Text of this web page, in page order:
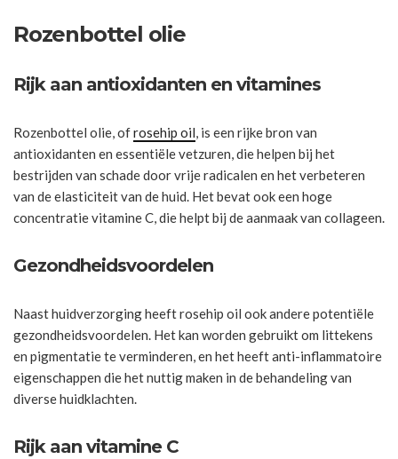
Rozenbottel olie
Rijk aan antioxidanten en vitamines
Rozenbottel olie, ofrosehip oil, is een rijke bron van
antioxidanten en essentiële vetzuren, die helpen bij het
bestrijden van schade door vrije radicalen en het verbeteren
van de elasticiteit van de huid. Het bevat ook een hoge
concentratie vitamine C, die helpt bij de aanmaak van collageen.
Gezondheidsvoordelen
Naast huidverzorging heeft rosehip oil ook andere potentiële
gezondheidsvoordelen. Het kan worden gebruikt om littekens
en pigmentatie te verminderen, en het heeft anti-inflammatoire
eigenschappen die het nuttig maken in de behandeling van
diverse huidklachten.
Rijk aan vitamine C